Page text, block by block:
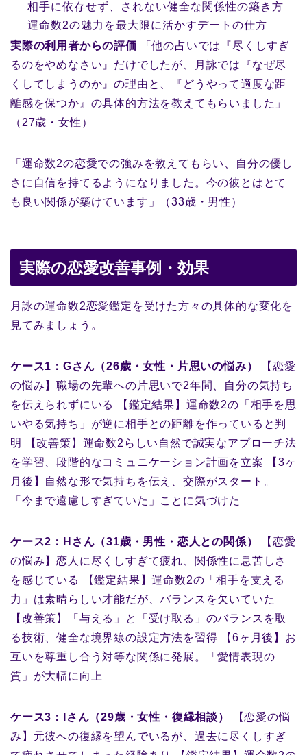
相手に依存せず、されない健全な関係性の築き方
運命数2の魅力を最大限に活かすデートの仕方
実際の利用者からの評価 「他の占いでは『尽くしすぎ
るのをやめなさい』だけでしたが、月詠では『なぜ尽
くしてしまうのか』の理由と、『どうやって適度な距
離感を保つか』の具体的方法を教えてもらいました」
（27歳・女性）
「運命数2の恋愛での強みを教えてもらい、自分の優し
さに自信を持てるようになりました。今の彼とはとて
も良い関係が築けています」（33歳・男性）
実際の恋愛改善事例・効果
月詠の運命数2恋愛鑑定を受けた方々の具体的な変化を
見てみましょう。
ケース1：Gさん（26歳・女性・片思いの悩み）
【恋愛
の悩み】職場の先輩への片思いで2年間、自分の気持ち
を伝えられずにいる 【鑑定結果】運命数2の「相手を思
いやる気持ち」が逆に相手との距離を作っていると判
明 【改善策】運命数2らしい自然で誠実なアプローチ法
を学習、段階的なコミュニケーション計画を立案 【3ヶ
月後】自然な形で気持ちを伝え、交際がスタート。
「今まで遠慮しすぎていた」ことに気づけた
ケース2：Hさん（31歳・男性・恋人との関係）
【恋愛
の悩み】恋人に尽くしすぎて疲れ、関係性に息苦しさ
を感じている 【鑑定結果】運命数2の「相手を支える
力」は素晴らしい才能だが、バランスを欠いていた
【改善策】「与える」と「受け取る」のバランスを取
る技術、健全な境界線の設定方法を習得 【6ヶ月後】お
互いを尊重し合う対等な関係に発展。「愛情表現の
質」が大幅に向上
ケース3：Iさん（29歳・女性・復縁相談）
【恋愛の悩
み】元彼への復縁を望んでいるが、過去に尽くしすぎ